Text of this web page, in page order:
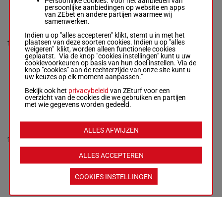
12
RB MONEY
Mullen R.-
Marar
Box: 9 -H/7 -
58.5 kg
11p (24) 11p
1p 4p 5p 2p
7p (23) 3p 6p
H/7
58.5
kg
11p 1p 4p
5p 2p 7p
(23) 3p
6p 1p
9
13
ALGHABRAA
Box: 4 -M/6 -
56.5 kg
M/6
(24) 10p
7p 5p 12p
9p 11p 8p
10p 4p 5p
4
persoonlijke aanbiedingen op website en apps
van ZEbet en andere partijen waarmee wij
samenwerken.
Indien u op "alles accepteren" klikt, stemt u in met het
plaatsen van deze soorten cookies. Indien u op "alles
weigeren" klikt, worden alleen functionele cookies
geplaatst. Via de knop "cookies instellingen" kunt u uw
cookievoorkeuren op basis van hun doel instellen. Via de
knop "cookies" aan de rechterzijde van onze site kunt u
uw keuzes op elk moment aanpassen."
Bekijk ook het privacybeleid van ZEturf voor een
overzicht van de cookies die we gebruiken en partijen
met wie gegevens worden gedeeld.
ALLES ACCEPTEREN
ALLES AFWIJZEN
COOKIES INSTELLINGEN